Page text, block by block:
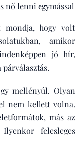
nő lenni egymással
mondja, hogy volt
amikor
jó hír,
mellényúl. Olyan
nem kellett volna.
más az
felesleges